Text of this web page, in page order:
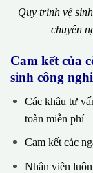
Quy trình vệ
chuyên
Cam kết của
sinh công
Các khâu tư
toàn miễn phí
Cam kết các
Nhân viên